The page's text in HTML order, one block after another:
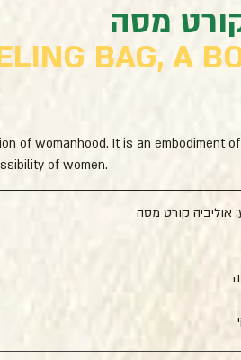
BAG, A
מסה
of womanhood. It is an embodiment
of women.
אוליביה קורט מסה